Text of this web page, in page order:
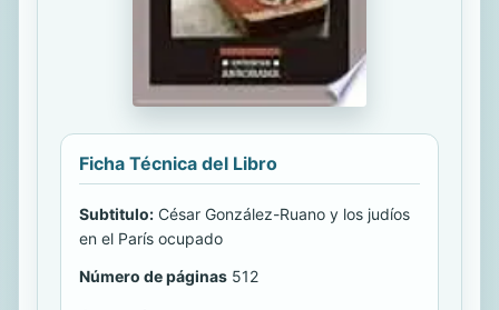
Ficha Técnica del Libro
Subtitulo: César González-Ruano y los judíos
en el París ocupado
Número de páginas 512